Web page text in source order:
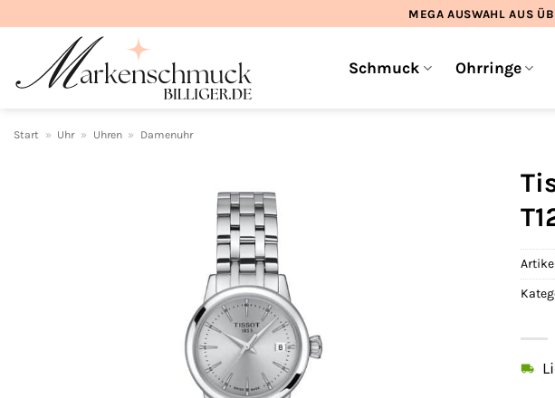
springen
MEGA AUSWAHL AUS
Schmuck Ohrringe
Start » Uhr » Uhren » Damenuhr